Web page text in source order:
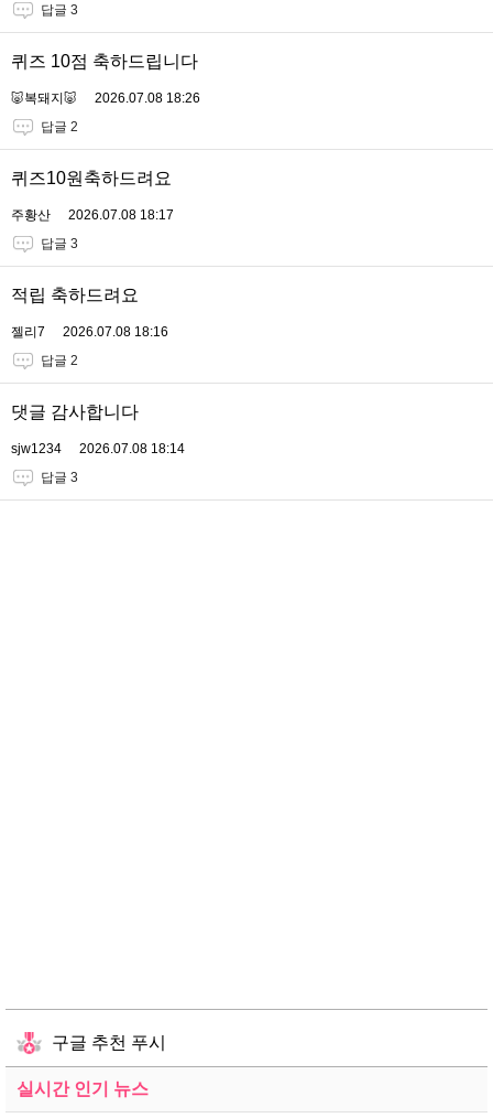
답글 3
퀴즈 10점 축하드립니다
🐷복돼지🐷
2026.07.08 18:26
답글 2
퀴즈10원축하드려요
주황산
2026.07.08 18:17
답글 3
적립 축하드려요
젤리7
2026.07.08 18:16
답글 2
댓글 감사합니다
sjw1234
2026.07.08 18:14
답글 3
구글 추천 푸시
실시간 인기 뉴스